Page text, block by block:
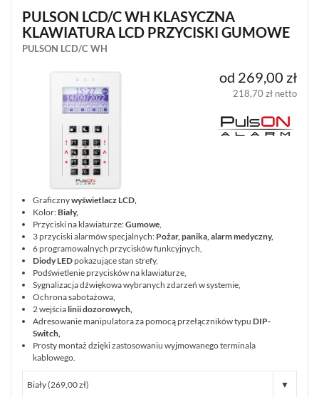
(15)
MONITORING
CZUJNIKI
ZASILANIE
OBUDOWY
(32)
AUTOALARMY
(4)
AKCESORIA
(86)
POKAŻ
WSZYSTKO
SYSTEMY
PULSON LCD/C WH KLASYCZNA
KLAWIATURA LCD PRZYCISKI GUMOWE
PULSON LCD/C WH
od 269,00 zł
218,70 zł netto
Graficznywyświetlacz LCD,
Kolor:Biały,
Przyciski na klawiaturze:Gumowe,
3 przyciski alarmów specjalnych: Pożar, panika, alarm medyczny,
6 programowalnych przycisków funkcyjnych,
Diody LEDpokazujące stan strefy,
Podświetlenie przycisków na klawiaturze,
Sygnalizacja dźwiękowa wybranych zdarzeń w systemie,
Ochrona sabotażowa,
2 wejścia linii dozorowych,
Adresowanie manipulatora za pomocą przełączników typu DIP-
Switch,
Prosty montaż dzięki zastosowaniu wyjmowanego terminala
kablowego.